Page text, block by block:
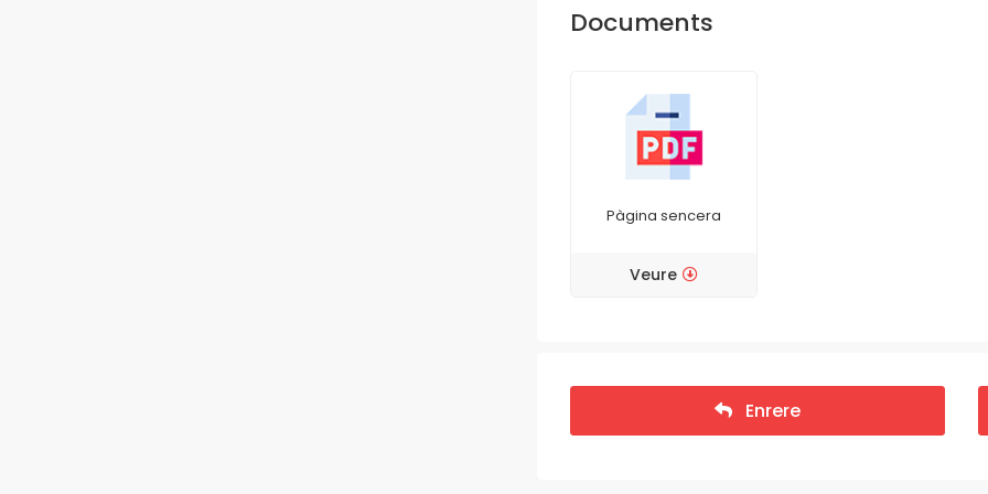
Documents
Pàgina sencera
Veure
Enrere